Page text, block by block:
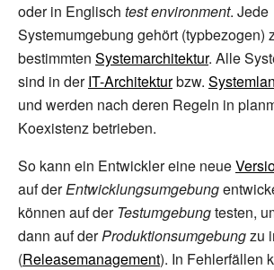
oder in Englisch test environment. Jede
Systemumgebung gehört (typbezogen)
bestimmten Systemarchitektur. Alle
sind in derIT-Architekturbzw.
und werden nach deren Regeln in
Koexistenz betrieben.
So kann ein Entwickler eine neue
auf derEntwicklungsumgebung
können auf derTestumgebungtesten,
dann auf derProduktionsumgebungzu
(Releasemanagement). In Fehlerfällen